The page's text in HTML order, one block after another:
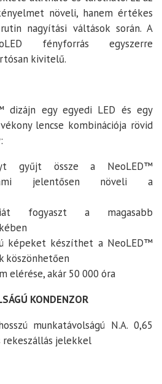
növeli, hanem értékes
nagyítási váltások során. A
fényforrás egyszerre
kivitelű.
dizájn egy egyedi LED és egy
lencse kombinációja rövid
gyűjt össze a NeoLED™
ami jelentősen növeli a
fogyaszt a magasabb
képeket készíthet a NeoLED™
köszönhetően
elérése, akár 50 000 óra
KONDENZOR
munkatávolságú N.A. 0,65
rekeszállás jelekkel